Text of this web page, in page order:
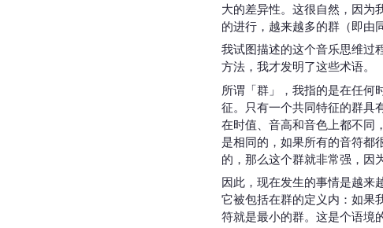
大的差异性。这很自然，因为
的进行，越来越多的群（即由
我试图描述的这个音乐思维过
方法，我才发明了这些术语。
所谓「群」，我指的是在任何
征。只有一个共同特征的群具
在时值、音高和音色上都不同
是相同的，如果所有的音符都
的，那么这个群就非常强，因
因此，现在发生的事情是越来
它被包括在群的定义内：如果
符就是最小的群。这是个语境